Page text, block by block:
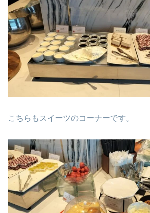
こちらもスイーツのコーナーです。